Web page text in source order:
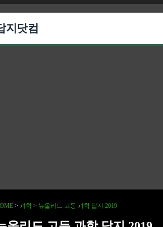
지닷컴
> 과학 > 뉴올리드 고등 과학 답지 2019